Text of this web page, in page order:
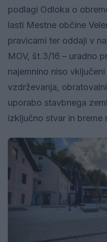
podlagi Odloka o
lasti Mestne občine
pravicami ter oddaji v
MOV, št.3/16 – uradno
najemnino niso
vzdrževanja,
uporabo stavbnega
izključno stvar in breme